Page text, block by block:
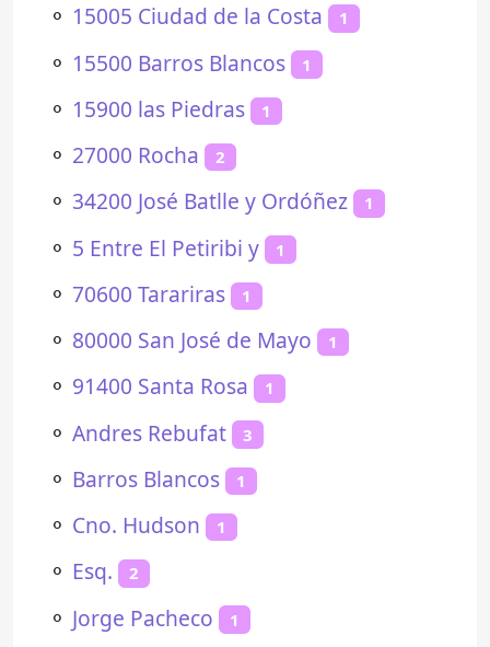
⚬ 15005 Ciudad de la Costa 1
⚬ 15500 Barros Blancos 1
⚬ 15900 las Piedras 1
⚬ 27000 Rocha 2
⚬ 34200 José Batlle y Ordóñez 1
⚬ 5 Entre El Petiribi y 1
⚬ 70600 Tarariras 1
⚬ 80000 San José de Mayo 1
⚬ 91400 Santa Rosa 1
⚬ Andres Rebufat 3
⚬ Barros Blancos 1
⚬ Cno. Hudson 1
⚬ Esq. 2
⚬ Jorge Pacheco 1